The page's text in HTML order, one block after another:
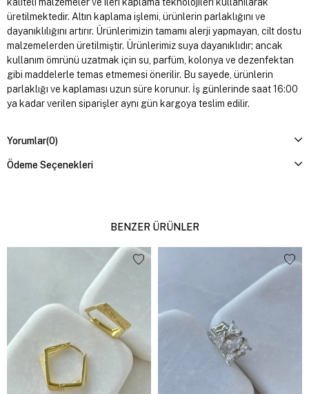
üretilmektedir. Altın kaplama işlemi, ürünlerin parlaklığını ve
dayanıklılığını artırır. Ürünlerimizin tamamı alerji yapmayan, cilt dostu
malzemelerden üretilmiştir. Ürünlerimiz suya dayanıklıdır; ancak
kullanım ömrünü uzatmak için su, parfüm, kolonya ve dezenfektan
gibi maddelerle temas etmemesi önerilir. Bu sayede, ürünlerin
parlaklığı ve kaplaması uzun süre korunur. İş günlerinde saat 16:00
ya kadar verilen siparişler aynı gün kargoya teslim edilir.
Yorumlar(0)
Ödeme Seçenekleri
BENZER ÜRÜNLER